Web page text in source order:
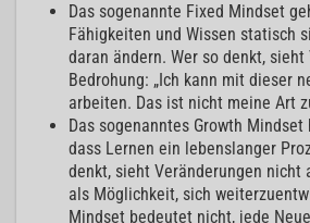
Das sogenannte Fixed Mindset
Fähigkeiten und Wissen statisch
daran ändern. Wer so denkt,
Bedrohung: „Ich kann mit dieser
arbeiten. Das ist nicht meine Art
Das sogenanntes Growth
dass Lernen ein lebenslanger
denkt, sieht Veränderungen nicht
als Möglichkeit, sich
Mindset bedeutet nicht, jede